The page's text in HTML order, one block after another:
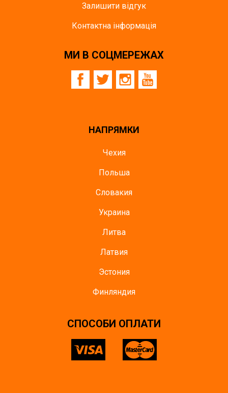
Залишити відгук
Контактна інформація
МИ В СОЦМЕРЕЖАХ
НАПРЯМКИ
Чехия
Польша
Словакия
Украина
Литва
Латвия
Эстония
Финляндия
СПОСОБИ ОПЛАТИ